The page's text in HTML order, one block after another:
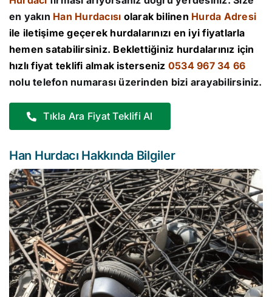
en yakın Han Hurdacısı olarak bilinen Hurda Adresi
ile iletişime geçerek hurdalarınızı en iyi fiyatlarla
hemen satabilirsiniz. Beklettiğiniz hurdalarınız için
hızlı fiyat teklifi almak isterseniz 0534 967 34 66
nolu telefon numarası üzerinden bizi arayabilirsiniz.
Tıkla Ara Fiyat Teklifi Al
Han Hurdacı Hakkında Bilgiler